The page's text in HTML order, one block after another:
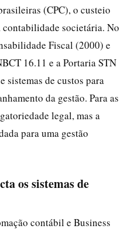
(CPC), o custeio
societária. No
Fiscal (2000) e
16.11 e a Portaria STN
sistemas de custos para
da gestão. Para as
legal, mas a
para uma gestão
os sistemas de
contábil e Business